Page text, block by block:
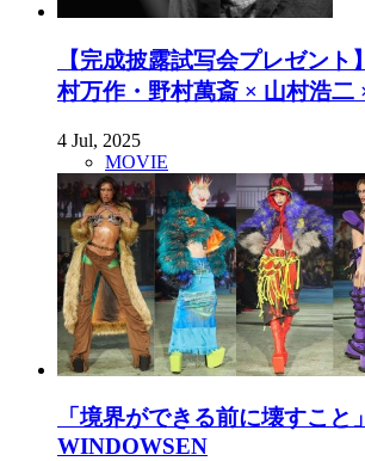
【完成披露試写会プレゼント
村万作・野村萬斎 × 山村浩二
4 Jul, 2025
MOVIE
「境界ができる前に壊すこ
WINDOWSEN